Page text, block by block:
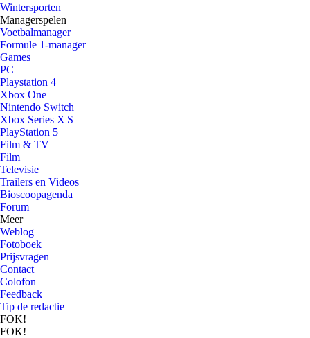
Wintersporten
Managerspelen
Voetbalmanager
Formule 1-manager
Games
PC
Playstation 4
Xbox One
Nintendo Switch
Xbox Series X|S
PlayStation 5
Film & TV
Film
Televisie
Trailers en Videos
Bioscoopagenda
Forum
Meer
Weblog
Fotoboek
Prijsvragen
Contact
Colofon
Feedback
Tip de redactie
FOK!
FOK!